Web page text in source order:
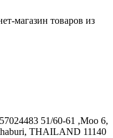
магазин товаров из
51/60-61 ,Moo 6,
THAILAND 11140